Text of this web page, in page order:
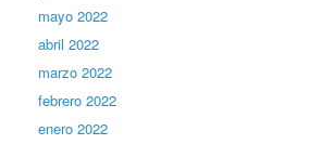
mayo 2022
abril 2022
marzo 2022
febrero 2022
enero 2022